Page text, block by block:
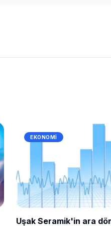
EKONOMI
Uşak Seramik'in ara